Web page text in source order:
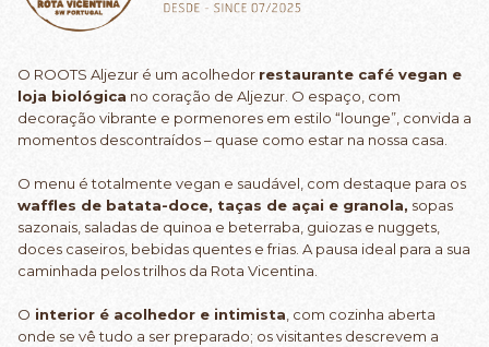
O ROOTS Aljezur é um acolhedor restaurante café vegan e
loja biológica no coração de Aljezur. O espaço, com
decoração vibrante e pormenores em estilo “lounge”, convida a
momentos descontraídos – quase como estar na nossa casa.
O menu é totalmente vegan e saudável, com destaque para os
waffles de batata-doce, taças de açai e granola, sopas
sazonais, saladas de quinoa e beterraba, guiozas e nuggets,
doces caseiros, bebidas quentes e frias. A pausa ideal para a sua
caminhada pelos trilhos da Rota Vicentina.
O interior é acolhedor e intimista , com cozinha aberta
onde se vê tudo a ser preparado; os visitantes descrevem a